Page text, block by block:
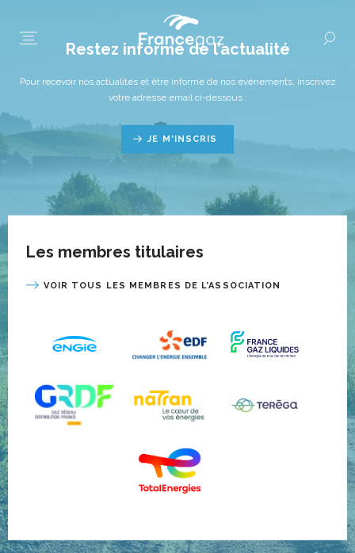
Restez informé de l’actualité
Pour recevoir nos actualités et être informé de nos événements, inscrivez
votre adresse email ci-dessous :
JE M'INSCRIS
Les membres titulaires
VOIR TOUS LES MEMBRES DE L’ASSOCIATION